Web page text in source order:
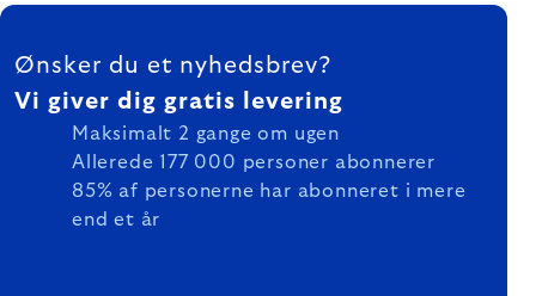
FOOTER
Ønsker du et nyhedsbrev?
Vi giver dig gratis levering
Maksimalt 2 gange om ugen
Allerede 177 000 personer abonnerer
85% af personerne har abonneret i mere
end et år